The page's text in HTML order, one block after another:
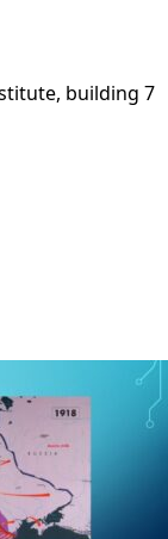
building 7